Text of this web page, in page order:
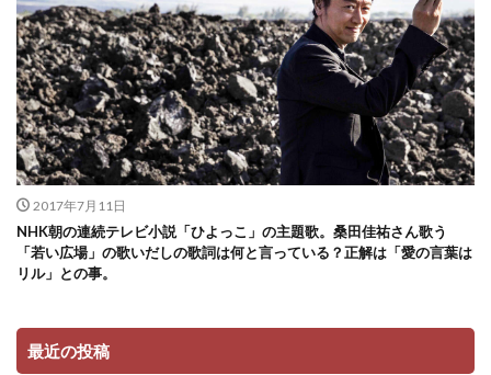
2017年7月11日
NHK朝の連続テレビ小説「ひよっこ」の主題歌。桑田佳祐さん歌う
「若い広場」の歌いだしの歌詞は何と言っている？正解は「愛の言葉は
リル」との事。
最近の投稿